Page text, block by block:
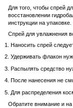
Для того, чтобы спрей
восстановлении
инструкции на упаковке.
Спрей для увлажнения
Наносить спрей
Удерживать флакон
Распылять средство
После нанесения не
Для распределения
Обратите внимание и